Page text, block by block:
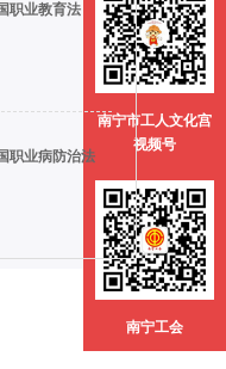
职业教育法
职业病防治法
南宁市工人文化宫
视频号
南宁工会